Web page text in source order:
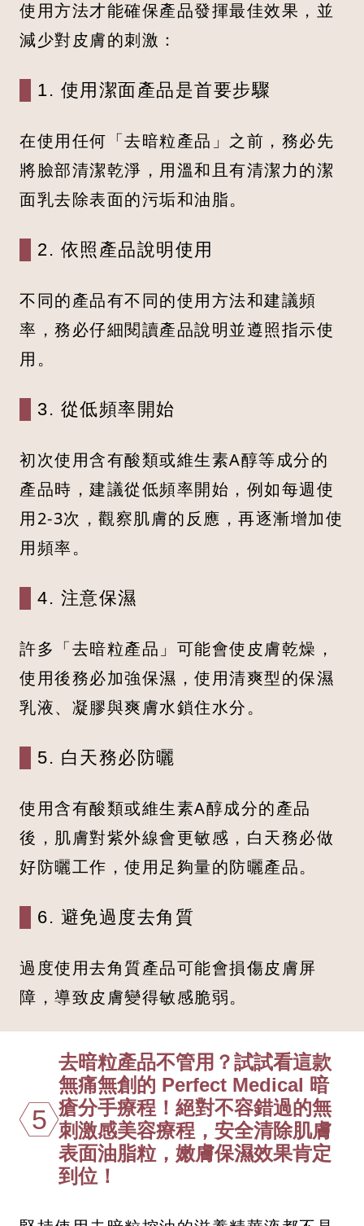
使用方法才能確保產品發揮最佳效果，並
減少對皮膚的刺激：
1. 使用潔面產品是首要步驟
在使用任何「去暗粒產品」之前，務必先
將臉部清潔乾淨，用溫和且有清潔力的潔
面乳去除表面的污垢和油脂。
2. 依照產品說明使用
不同的產品有不同的使用方法和建議頻
率，務必仔細閱讀產品說明並遵照指示使
用。
3. 從低頻率開始
初次使用含有酸類或維生素A醇等成分的
產品時，建議從低頻率開始，例如每週使
用2-3次，觀察肌膚的反應，再逐漸增加使
用頻率。
4. 注意保濕
許多「去暗粒產品」可能會使皮膚乾燥，
使用後務必加強保濕，使用清爽型的保濕
乳液、凝膠與爽膚水鎖住水分。
5. 白天務必防曬
使用含有酸類或維生素A醇成分的產品
後，肌膚對紫外線會更敏感，白天務必做
好防曬工作，使用足夠量的防曬產品。
6. 避免過度去角質
過度使用去角質產品可能會損傷皮膚屏
障，導致皮膚變得敏感脆弱。
5
去暗粒產品不管用？試試看這款
無痛無創的 Perfect Medical 暗
瘡分手療程！絕對不容錯過的無
刺激感美容療程，安全清除肌膚
表面油脂粒，嫩膚保濕效果肯定
到位！